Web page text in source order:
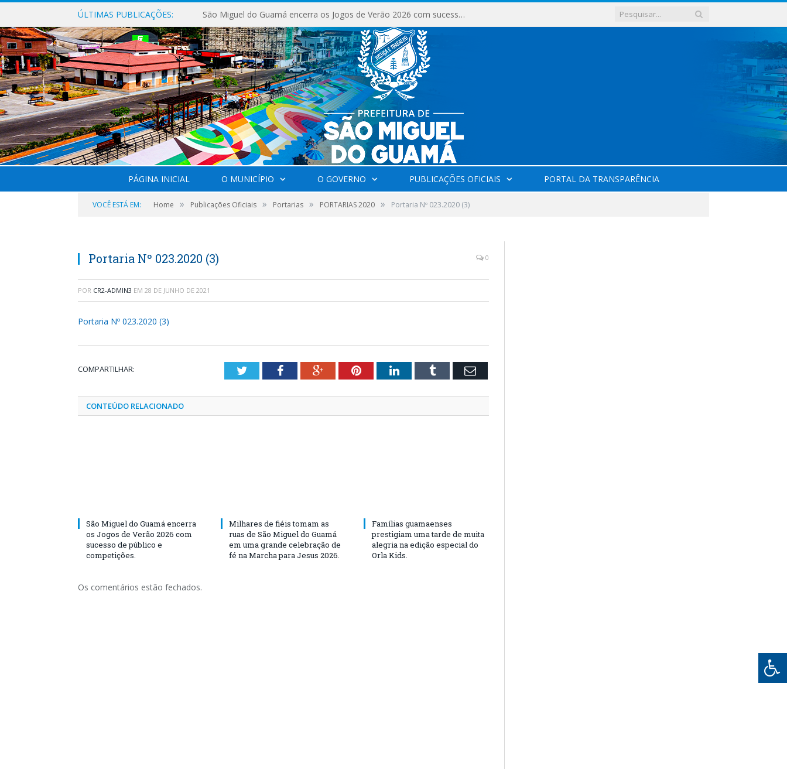
ÚLTIMAS PUBLICAÇÕES: São Miguel do Guamá encerra os Jogos de Verão 2026 com sucesso de público e competições.
PÁGINA INICIAL O MUNICÍPIO O GOVERNO PUBLICAÇÕES OFICIAIS PORTAL DA TRANSPARÊNCIA
VOCÊ ESTÁ EM: Home » Publicações Oficiais » Portarias » PORTARIAS 2020 » Portaria Nº 023.2020 (3)
Portaria Nº 023.2020 (3) 0
POR CR2-ADMIN3 EM 28 DE JUNHO DE 2021
Portaria Nº 023.2020 (3)
COMPARTILHAR: TwitterFacebookGoogle+PinterestLinkedInTumblr Email
CONTEÚDO RELACIONADO
São Miguel do Guamá encerra
os Jogos de Verão 2026 com
sucesso de público e
competições.
Milhares de fiéis tomam as
ruas de São Miguel do Guamá
em uma grande celebração de
fé na Marcha para Jesus 2026.
Famílias guamaenses
prestigiam uma tarde de muita
alegria na edição especial do
Orla Kids.
Os comentários estão fechados.